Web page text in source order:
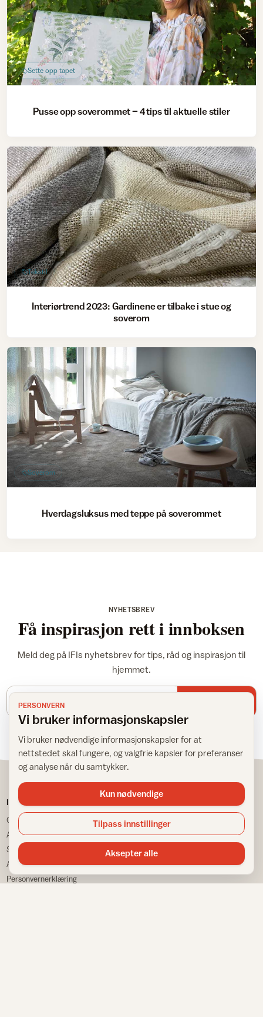
Sette opp tapet
Pusse opp soverommet – 4 tips til aktuelle stiler
Tekstil
Interiørtrend 2023: Gardinene er tilbake i stue og
soverom
Soverom
Hverdagsluksus med teppe på soverommet
NYHETSBREV
Få inspirasjon rett i innboksen
Meld deg på IFIs nyhetsbrev for tips, råd og inspirasjon til
hjemmet.
E-postadresse
IFI
Om IFI
Ansatte
Samarbeidspartnere
Annonsere
Personvernerklæring
Spør Frida
Bransjestatistikk
Finn din nærmeste
Huskeliste
PERSONVERN
Vi bruker informasjonskapsler
Vi bruker nødvendige informasjonskapsler for at
nettstedet skal fungere, og valgfrie kapsler for preferanser
og analyse når du samtykker.
Kun nødvendige
Tilpass innstillinger
Aksepter alle